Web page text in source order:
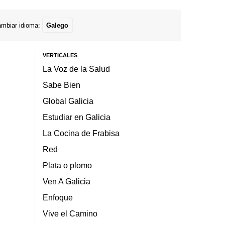
idioma: Galego
VERTICALES
La Voz de la Salud
Sabe Bien
Global Galicia
Estudiar en Galicia
La Cocina de Frabisa
Red
Plata o plomo
Ven A Galicia
Enfoque
Vive el Camino